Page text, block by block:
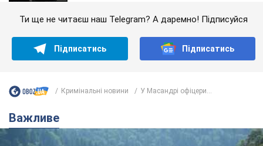
Ти ще не читаєш наш Telegram? А даремно! Підписуйся
Підписатись Підписатись
Кримінальні новини У Масандрі офіцери...
Важливе